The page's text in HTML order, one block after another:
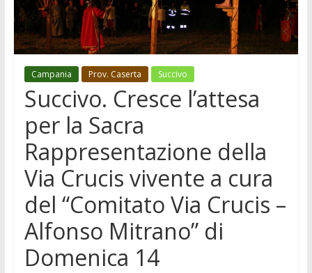
Campania Prov. Caserta Succivo
Succivo. Cresce l’attesa
per la Sacra
Rappresentazione della
Via Crucis vivente a cura
del “Comitato Via Crucis –
Alfonso Mitrano” di
Domenica 14